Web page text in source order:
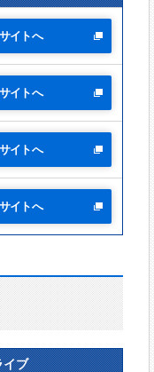
イトへ
イトへ
イトへ
イトへ
イブ